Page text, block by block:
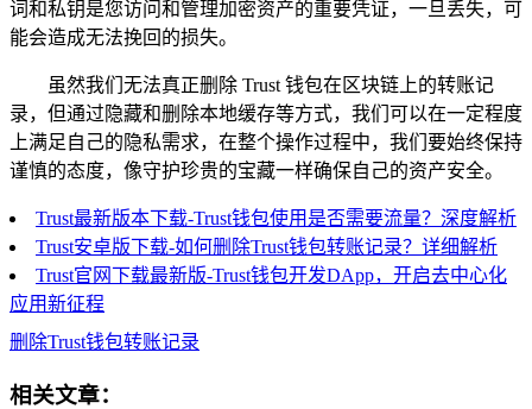
词和私钥是您访问和管理加密资产的重要凭证，一旦丢失，可
能会造成无法挽回的损失。
虽然我们无法真正删除 Trust 钱包在区块链上的转账记
录，但通过隐藏和删除本地缓存等方式，我们可以在一定程度
上满足自己的隐私需求，在整个操作过程中，我们要始终保持
谨慎的态度，像守护珍贵的宝藏一样确保自己的资产安全。
Trust最新版本下载-Trust钱包使用是否需要流量？深度解析
Trust安卓版下载-如何删除Trust钱包转账记录？详细解析
Trust官网下载最新版-Trust钱包开发DApp，开启去中心化
应用新征程
删除Trust钱包转账记录
相关文章：